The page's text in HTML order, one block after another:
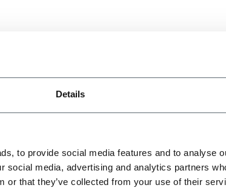
Details
to provide social media features and to analyse
social media, advertising and analytics partners
or that they’ve collected from your use of their
e VOLPAK parteciperanno a ProPack Asia a
nel settiore del processo e confezionameto di